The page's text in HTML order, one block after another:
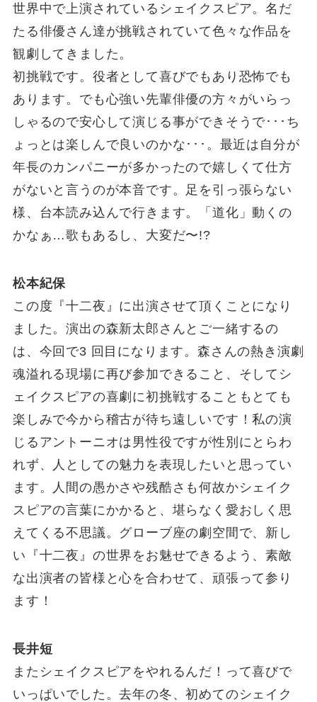
世界中で上演されているシェイクスピア。名だ
たる俳優さん達が挑戦されていて色々な作品を
観劇してきました。
初挑戦です。役者として喜びでもあり恐怖でも
あります。でも心強い先輩俳優の方々がいらっ
しゃるので安心して演じる事ができそうで･･･ち
ょっとは楽しんで良いのかな･･･。最近は自分が
年長のカンパニーが多かったので嬉しくて仕方
がないと言うのが本音です。足を引っ張らない
様、台本読み込んで行きます。「道化」動くの
かなぁ…歌もあるし、大変だ〜!?
松本紀保
この度『十二夜』に出演させて頂くことになり
ました。演出の森新太郎さんとご一緒するの
は、今回で3 回目になります。森さんの熱き演劇
魂溢れる現場に再び参加できること、そしてシ
ェイクスピアの喜劇に初挑戦することもとても
楽しみで今から稽古が待ち遠しいです！私の演
じるアントーニオは男性役ですが性別にとらわ
れず、人としての魅力を表現したいと思ってい
ます。人間の愚かさや残酷さも何故かシェイク
スピアの言葉にかかると、堪らなく愛おしく思
えてくる不思議。グローブ座の劇空間で、新し
い『十二夜』の世界をお魅せできるよう、素敵
な出演者の皆様と心を合わせて、頑張って参り
ます！
長井短
またシェイクスピアをやれるんだ！って喜びで
いっぱいでした。去年の冬、初めてのシェイク